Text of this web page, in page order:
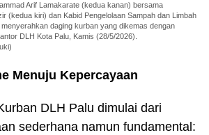
Arif Lamakarate (kedua kanan) bersama
(kedua kiri) dan Kabid Pengelolaan Sampah dan Limbah
daging kurban yang dikemas dengan
DLH Kota Palu, Kamis (28/5/2026).
Menuju Kepercayaan
DLH Palu dimulai dari
sederhana namun fundamental: